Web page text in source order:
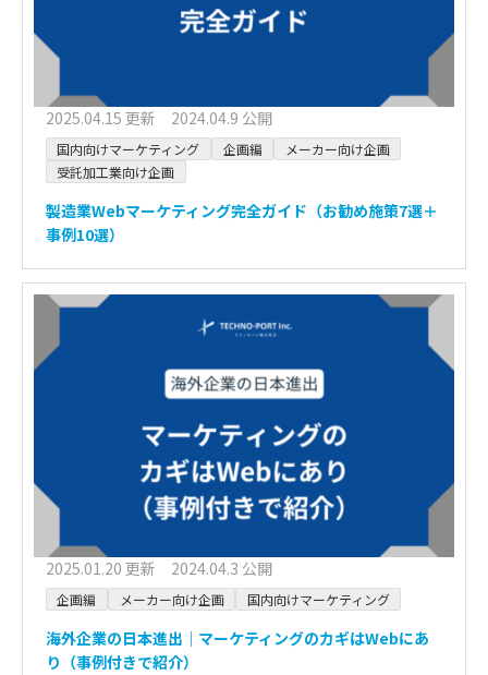
2025.04.15 更新 2024.04.9 公開
国内向けマーケティング 企画編
メーカー向け企画
受託加工業向け企画
製造業Webマーケティング完全ガイド（お勧め施策7選＋
事例10選）
2025.01.20 更新 2024.04.3 公開
企画編 メーカー向け企画 国内向けマーケティング
海外企業の日本進出｜マーケティングのカギはWebにあ
り（事例付きで紹介）